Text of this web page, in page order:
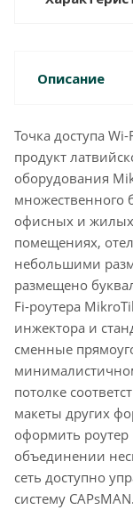
Описание
Точка доступа
продукт
оборудования
множественного
офисных и
помещениях,
небольшими
размещено
Fi-роутера
инжектора и
сменные
потолке
макеты других
оформить роутер
объединении
сеть доступно
систему